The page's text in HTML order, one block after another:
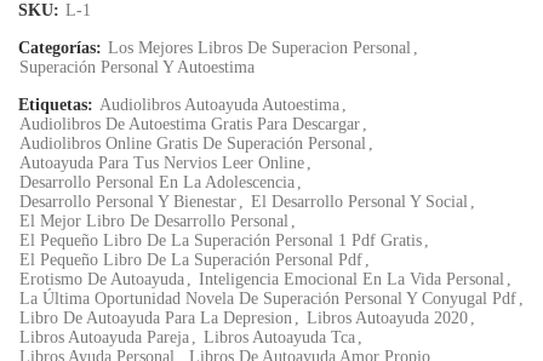
SKU: L-1
Categorías: Los Mejores Libros De Superacion Personal ,
Superación Personal Y Autoestima
Etiquetas: Audiolibros Autoayuda Autoestima ,
Audiolibros De Autoestima Gratis Para Descargar ,
Audiolibros Online Gratis De Superación Personal ,
Autoayuda Para Tus Nervios Leer Online ,
Desarrollo Personal En La Adolescencia ,
Desarrollo Personal Y Bienestar , El Desarrollo Personal Y Social ,
El Mejor Libro De Desarrollo Personal ,
El Pequeño Libro De La Superación Personal 1 Pdf Gratis ,
El Pequeño Libro De La Superación Personal Pdf ,
Erotismo De Autoayuda , Inteligencia Emocional En La Vida Personal ,
La Última Oportunidad Novela De Superación Personal Y Conyugal Pdf ,
Libro De Autoayuda Para La Depresion , Libros Autoayuda 2020 ,
Libros Autoayuda Pareja , Libros Autoayuda Tca ,
Libros Ayuda Personal , Libros De Autoayuda Amor Propio ,